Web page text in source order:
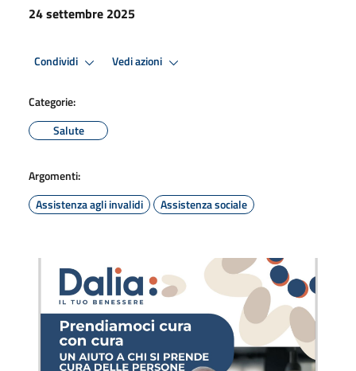
24 settembre 2025
Condividi Vedi azioni
Categorie:
Salute
Argomenti:
Assistenza agli invalidi
Assistenza sociale